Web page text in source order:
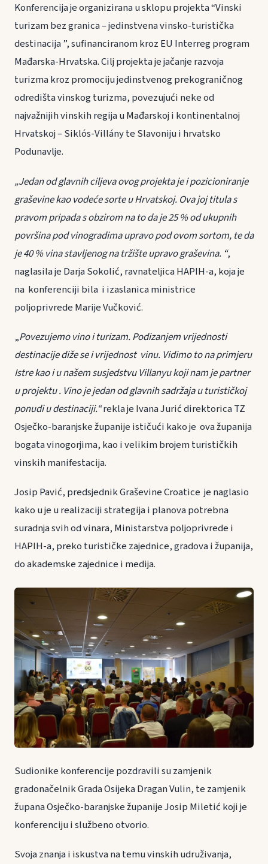
Konferencija je organizirana u sklopu projekta “Vinski
turizam bez granica – jedinstvena vinsko-turistička
destinacija ”, sufinanciranom kroz EU Interreg program
Mađarska-Hrvatska. Cilj projekta je jačanje razvoja
turizma kroz promociju jedinstvenog prekograničnog
odredišta vinskog turizma, povezujući neke od
najvažnijih vinskih regija u Mađarskoj i kontinentalnoj
Hrvatskoj – Siklós-Villány te Slavoniju i hrvatsko
Podunavlje.
„Jedan od glavnih ciljeva ovog projekta jei pozicioniranje
graševine kao vodeće sorte u Hrvatskoj. Ova joj titula s
pravom pripada s obzirom na to da je 25 % od ukupnih
površina pod vinogradima upravo pod ovom sortom, te da
je 40 % vina stavljenog na tržište upravo graševina. “,
naglasila je Darja Sokolić, ravnateljica HAPIH-a, koja je
na konferenciji bila i izaslanica ministrice
poljoprivrede Marije Vučković.
„Povezujemo vino i turizam. Podizanjem vrijednosti
destinacije diže se i vrijednost vinu. Vidimo to na primjeru
Istre kao i u našem susjedstvu Villanyu koji nam je partner
u projektu . Vino je jedan od glavnih sadržaja u turističkoj
ponudi u destinaciji.“rekla je Ivana Jurić direktorica TZ
Osječko-baranjske županije ističući kako je ova županija
bogata vinogorjima, kao i velikim brojem turističkih
vinskih manifestacija.
Josip Pavić, predsjednik Graševine Croatice je naglasio
kako u je u realizaciji strategija i planova potrebna
suradnja svih od vinara, Ministarstva poljoprivrede i
HAPIH-a, preko turističke zajednice, gradova i županija,
do akademske zajednice i medija.
Sudionike konferencije pozdravili su zamjenik
gradonačelnik Grada Osijeka Dragan Vulin, te zamjenik
župana Osječko-baranjske županije Josip Miletić koji je
konferenciju i službeno otvorio.
Svoja znanja i iskustva na temu vinskih udruživanja,